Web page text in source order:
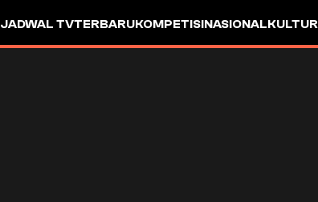
JADWAL TVTERBARUKOMPETISINASIONALKULTUR